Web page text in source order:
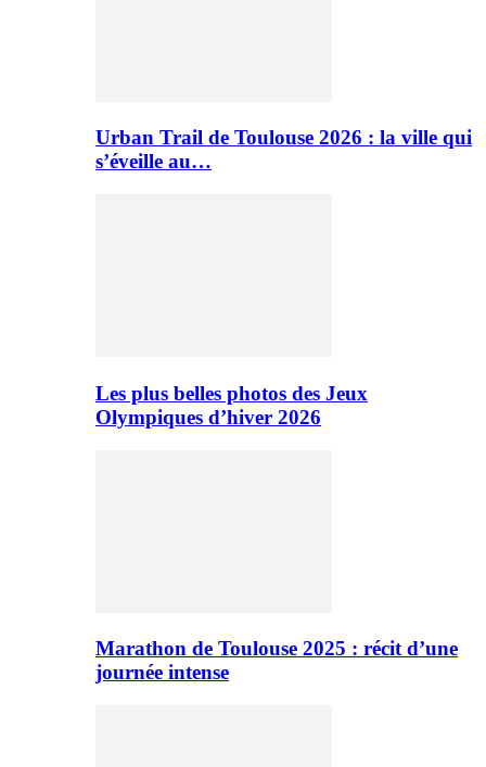
Urban Trail de Toulouse 2026 : la ville qui
s’éveille au…
Les plus belles photos des Jeux
Olympiques d’hiver 2026
Marathon de Toulouse 2025 : récit d’une
journée intense